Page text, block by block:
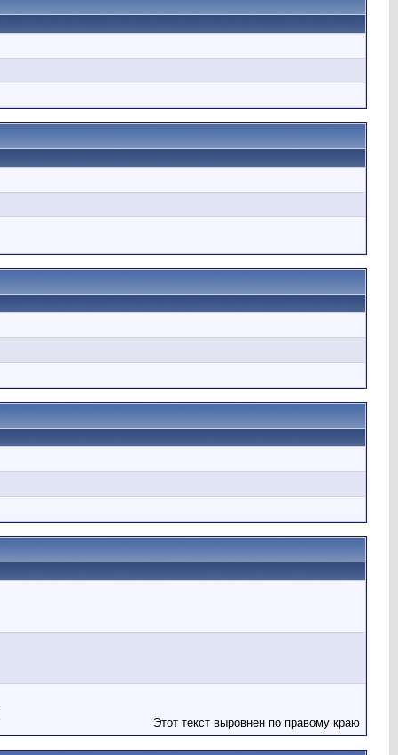
Этот текст выровнен по правому краю